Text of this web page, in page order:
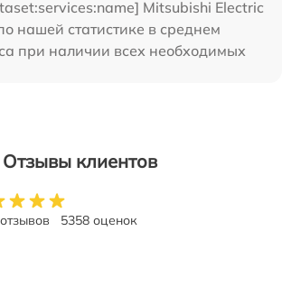
Mitsubishi Electric
нашей статистике в среднем
при наличии всех необходимых
Отзывы клиентов
5358 оценок